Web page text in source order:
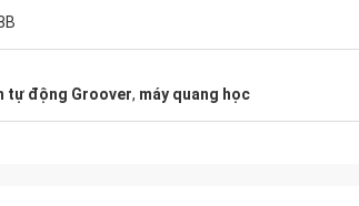
tự động Groover, máy quang học